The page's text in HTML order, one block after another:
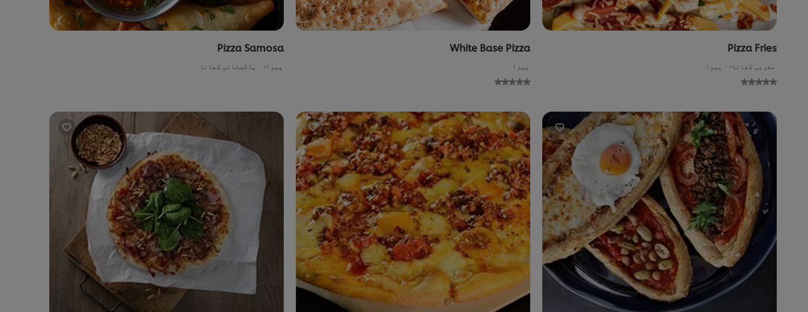
Pizza Fries
مغربی کھانا پیزا
ratings
this
recipe
White Base Pizza
پیزا
this
recipe
Pizza Samosa
پیزا پاکستانی کھانا